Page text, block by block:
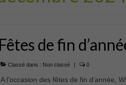
Fêtes de fin
Classé dans : Non classé | 0
A l’occasion des fêtes de fin d’année,